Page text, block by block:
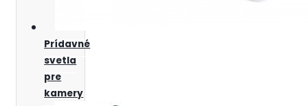
Prídavné
svetla
pre
kamery